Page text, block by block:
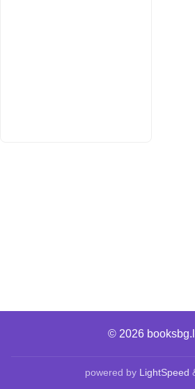
© 2026
powered by LightSpeed